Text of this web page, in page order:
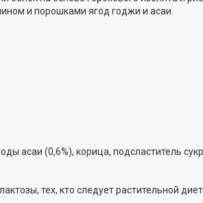
и порошками ягод годжи и асаи.
асаи (0,6%), корица, подсластитель
тех, кто следует растительной